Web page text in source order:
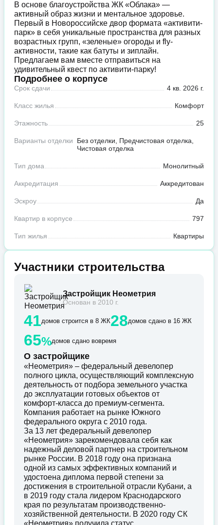
В основе благоустройства ЖК «Облака» —
активный образ жизни и ментальное здоровье.
Первый в Новороссийске двор формата «активити-
парк» в себя уникальные пространства для разных
возрастных групп, «зеленые» огороды и fly-
активности, такие как батуты и зиплайн.
Предлагаем вам вместе отправиться на
удивительный квест по активити-парку!
Подробнее о корпусе
Срок сдачи 4 кв. 2026 г.
Класс жилья Комфорт
Этажность 25
Варианты отделки
Без отделки, Предчистовая отделка,
Чистовая отделка
Тип дома Монолитный
Аккредитация Аккредитован
Эскроу Да
Квартир в корпусе 797
Тип жилья Квартиры
Участники строительства
Застройщик Неометрия
Основан в 2010 г.
41домов строится в 8 ЖК28домов сдано в 16 ЖК
65%домов сдано вовремя
О застройщике
«Неометрия» – федеральный девелопер
полного цикла, осуществляющий комплексную
деятельность от подбора земельного участка
до эксплуатации готовых объектов от
комфорт-класса до премиум-сегмента.
Компания работает на рынке Южного
федерального округа с 2010 года.
За 13 лет федеральный девелопер
«Неометрия» зарекомендовала себя как
надежный деловой партнер на строительном
рынке России. В 2018 году она признана
одной из самых эффективных компаний и
удостоена диплома первой степени за
достижения в строительной отрасли Кубани, а
в 2019 году стала лидером Краснодарского
края по результатам производственно-
хозяйственной деятельности. В 2020 году СК
«Неометрия» получила статус